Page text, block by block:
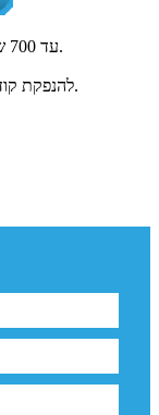
עד 700 ש"ח הנחה מיידית בהצטרפות לערוץ הטלגרם שלנו.
להנפקת קוד הקופון הצטרפו לערוץ ולחצו על ההודעה הנעוצה.